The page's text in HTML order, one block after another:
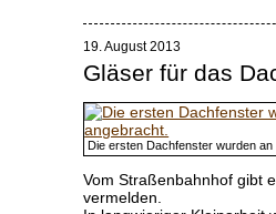
19. August 2013
Gläser für das
Die ersten Dachfenster wurden
Vom Straßenbahnhof gibt
vermelden.